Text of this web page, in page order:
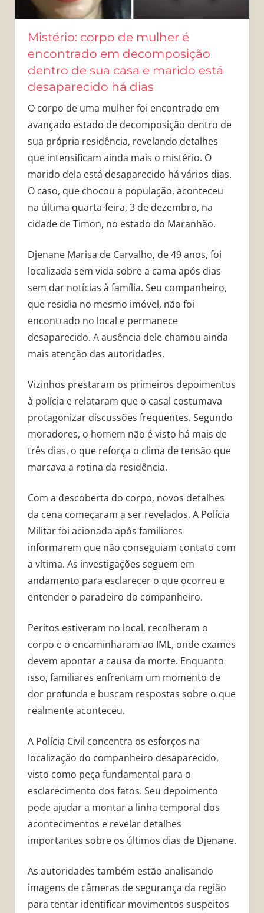
Mistério: corpo de mulher é
encontrado em decomposição
dentro de sua casa e marido está
desaparecido há dias
O corpo de uma mulher foi encontrado em
avançado estado de decomposição dentro de
sua própria residência, revelando detalhes
que intensificam ainda mais o mistério. O
marido dela está desaparecido há vários dias.
O caso, que chocou a população, aconteceu
na última quarta-feira, 3 de dezembro, na
cidade de Timon, no estado do Maranhão.
Djenane Marisa de Carvalho, de 49 anos, foi
localizada sem vida sobre a cama após dias
sem dar notícias à família. Seu companheiro,
que residia no mesmo imóvel, não foi
encontrado no local e permanece
desaparecido. A ausência dele chamou ainda
mais atenção das autoridades.
Vizinhos prestaram os primeiros depoimentos
à polícia e relataram que o casal costumava
protagonizar discussões frequentes. Segundo
moradores, o homem não é visto há mais de
três dias, o que reforça o clima de tensão que
marcava a rotina da residência.
Com a descoberta do corpo, novos detalhes
da cena começaram a ser revelados. A Polícia
Militar foi acionada após familiares
informarem que não conseguiam contato com
a vítima. As investigações seguem em
andamento para esclarecer o que ocorreu e
entender o paradeiro do companheiro.
Peritos estiveram no local, recolheram o
corpo e o encaminharam ao IML, onde exames
devem apontar a causa da morte. Enquanto
isso, familiares enfrentam um momento de
dor profunda e buscam respostas sobre o que
realmente aconteceu.
A Polícia Civil concentra os esforços na
localização do companheiro desaparecido,
visto como peça fundamental para o
esclarecimento dos fatos. Seu depoimento
pode ajudar a montar a linha temporal dos
acontecimentos e revelar detalhes
importantes sobre os últimos dias de Djenane.
As autoridades também estão analisando
imagens de câmeras de segurança da região
para tentar identificar movimentos suspeitos